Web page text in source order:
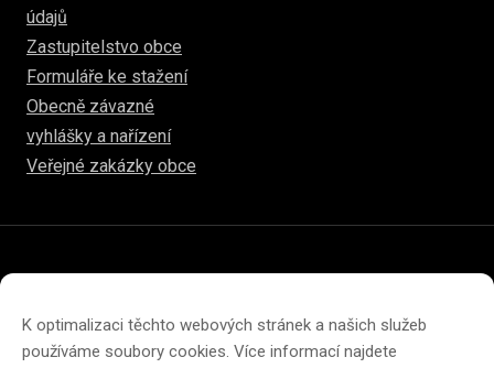
K optimalizaci těchto webových stránek a našich služeb
používáme soubory cookies. Více informací najdete
údajů
Zastupitelstvo obce
Formuláře ke stažení
Obecně závazné
vyhlášky a nařízení
Veřejné zakázky obce
Prohlášení o přístupnosti
Prohlášení o ochraně soukromí
Zásady cookies (EU)